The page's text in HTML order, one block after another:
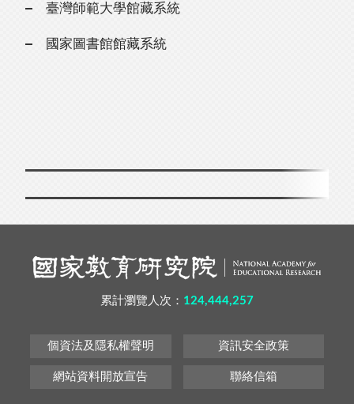
臺灣師範大學館藏系統
國家圖書館館藏系統
累計瀏覽人次： 124,444,257
個資法及隱私權聲明 資訊安全政策
網站資料開放宣告 聯絡信箱